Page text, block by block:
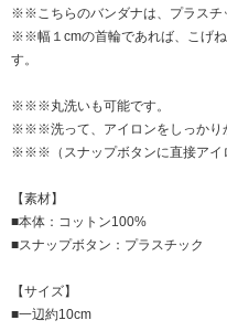
※※こちらのバンダナは、プラスチ
※※幅１cmの首輪であれば、こげね
す。
※※※丸洗いも可能です。
※※※洗って、アイロンをしっかり
※※※（スナップボタンに直接アイ
【素材】
■本体：コットン100%
■スナップボタン：プラスチック
【サイズ】
■一辺約10cm